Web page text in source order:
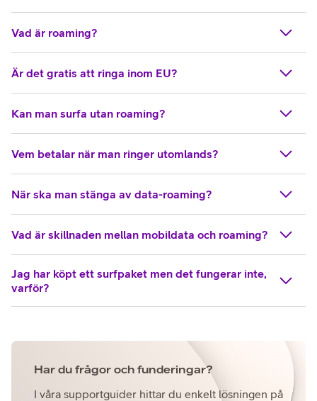
Vad är roaming?
Är det gratis att ringa inom EU?
Kan man surfa utan roaming?
Vem betalar när man ringer utomlands?
När ska man stänga av data-roaming?
Vad är skillnaden mellan mobildata och roaming?
Jag har köpt ett surfpaket men det fungerar inte,
varför?
Har du frågor och funderingar?
I våra supportguider hittar du enkelt lösningen på